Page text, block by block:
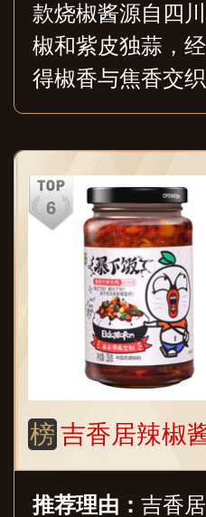
款烧椒酱源自四
椒和紫皮独蒜，
得椒香与焦香交
鲜还是蔬菜，都
材更加入味，口
榜 吉香居辣椒
推荐理由： 吉香